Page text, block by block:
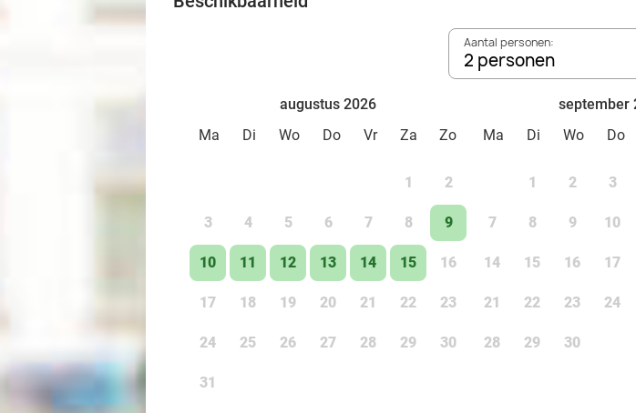
Aantal personen:
2 personen
augustus 2026
Ma
Di Wo Do Vr Za Zo
1 2
3 4 5 6 7 8 9
10 11 12 13 14 15 16
17 18 19 20 21 22 23
24 25 26 27 28 29 30
31
september
Ma
Di Wo Do
1 2 3
7 8 9 10
14 15 16 17
21 22 23 24
28 29 30